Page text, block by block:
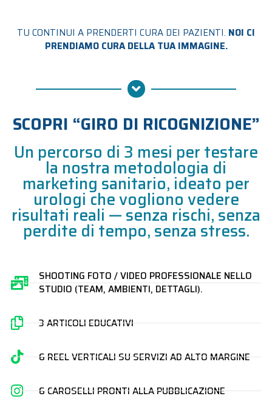
TU CONTINUI A PRENDERTI CURA DEI PAZIENTI. NOI CI
PRENDIAMO CURA DELLA TUA IMMAGINE.
SCOPRI “GIRO DI RICOGNIZIONE”
Un percorso di 3 mesi per testare
la nostra metodologia di
marketing sanitario, ideato per
urologi che vogliono vedere
risultati reali — senza rischi, senza
perdite di tempo, senza stress.
SHOOTING FOTO / VIDEO PROFESSIONALE NELLO
STUDIO (TEAM, AMBIENTI, DETTAGLI).
3 ARTICOLI EDUCATIVI
6 REEL VERTICALI SU SERVIZI AD ALTO MARGINE
6 CAROSELLI PRONTI ALLA PUBBLICAZIONE